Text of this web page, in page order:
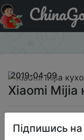
Код на знижку
2019-04-09
Xiaomi Mijia
Підпишись на